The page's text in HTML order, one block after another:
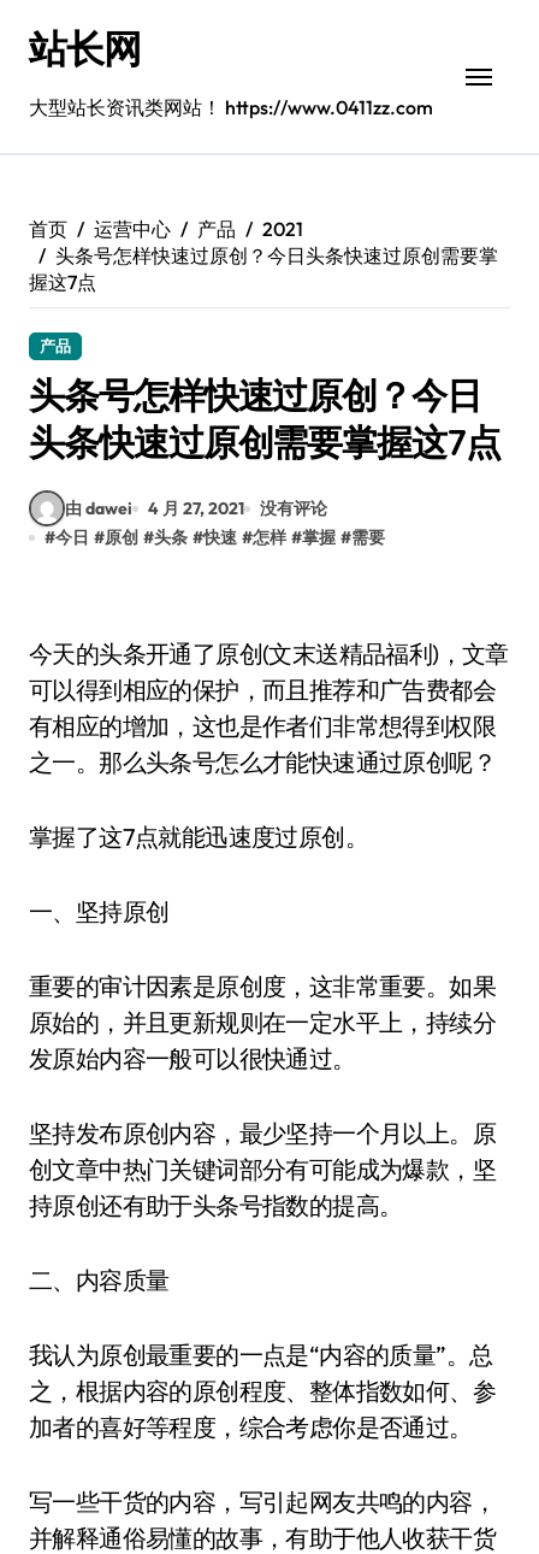
站长网
大型站长资讯类网站！ https://www.0411zz.com
首页 运营中心 产品
2021
头条号怎样快速过原创？今日头条快速过原创需要掌
握这7点
产品
头条号怎样快速过原创？今日
头条快速过原创需要掌握这7点
由 dawei 4 月 27, 2021
没有评论
#今日 #原创 #头条 #快速 #怎样 #掌握 #需要
今天的头条开通了原创(文末送精品福利)，文章
可以得到相应的保护，而且推荐和广告费都会
有相应的增加，这也是作者们非常想得到权限
之一。那么头条号怎么才能快速通过原创呢？
掌握了这7点就能迅速度过原创。
一、坚持原创
重要的审计因素是原创度，这非常重要。如果
原始的，并且更新规则在一定水平上，持续分
发原始内容一般可以很快通过。
坚持发布原创内容，最少坚持一个月以上。原
创文章中热门关键词部分有可能成为爆款，坚
持原创还有助于头条号指数的提高。
二、内容质量
我认为原创最重要的一点是“内容的质量”。总
之，根据内容的原创程度、整体指数如何、参
加者的喜好等程度，综合考虑你是否通过。
写一些干货的内容，写引起网友共鸣的内容，
并解释通俗易懂的故事，有助于他人收获干货